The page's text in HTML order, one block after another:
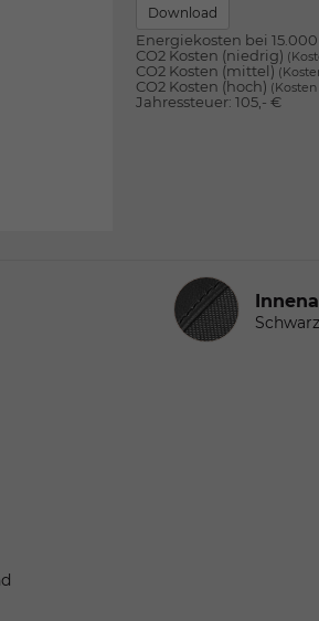
Download
Energiekosten bei
CO2 Kosten (niedrig)
CO2 Kosten (mittel)
CO2 Kosten (hoch)
Jahressteuer: 105,- €
Innenausstattung
Schwarz